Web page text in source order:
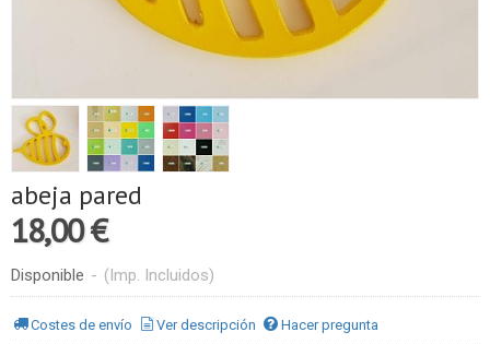
abeja pared
18,00 €
Disponible - (Imp. Incluidos)
Costes de envío Ver descripción Hacer pregunta